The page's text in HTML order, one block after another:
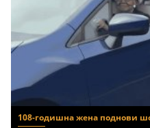
108-годишна жена поднови